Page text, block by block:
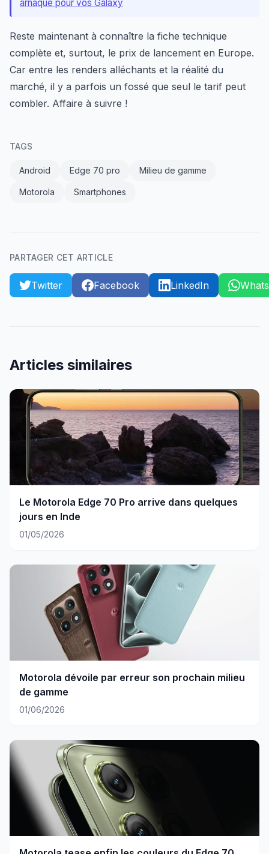
arnaque pour vos Galaxy
Reste maintenant à connaître la fiche technique
complète et, surtout, le prix de lancement en Europe.
Car entre les renders alléchants et la réalité du
marché, il y a parfois un fossé que seul le tarif peut
combler. Affaire à suivre !
TAGS
Android Edge 70 pro Milieu de gamme
Motorola Smartphones
PARTAGER CET ARTICLE
Twitter Facebook LinkedIn
Articles similaires
Le Motorola Edge 70 Pro arrive dans quelques
jours en Inde
01/05/2026
Motorola dévoile par erreur son prochain milieu
de gamme
01/06/2026